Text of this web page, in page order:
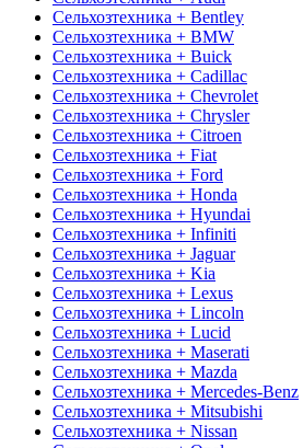
Сельхозтехника + Bentley
Сельхозтехника + BMW
Сельхозтехника + Buick
Сельхозтехника + Cadillac
Сельхозтехника + Chevrolet
Сельхозтехника + Chrysler
Сельхозтехника + Citroen
Сельхозтехника + Fiat
Сельхозтехника + Ford
Сельхозтехника + Honda
Сельхозтехника + Hyundai
Сельхозтехника + Infiniti
Сельхозтехника + Jaguar
Сельхозтехника + Kia
Сельхозтехника + Lexus
Сельхозтехника + Lincoln
Сельхозтехника + Lucid
Сельхозтехника + Maserati
Сельхозтехника + Mazda
Сельхозтехника + Mercedes-Benz
Сельхозтехника + Mitsubishi
Сельхозтехника + Nissan